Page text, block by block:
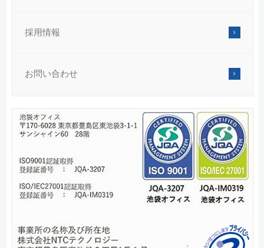
採用情報
お問い合わせ